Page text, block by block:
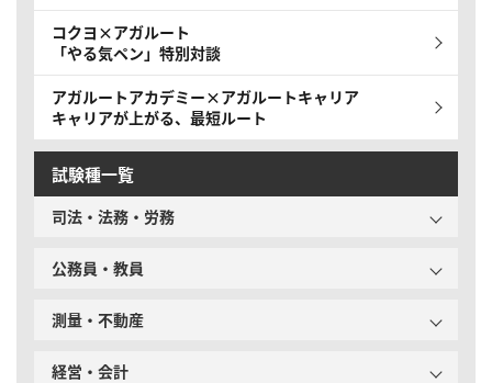
コクヨ×アガルート
「やる気ペン」特別対談
アガルートアカデミー×アガルートキャリア
キャリアが上がる、最短ルート
試験種一覧
司法・法務・労務
公務員・教員
測量・不動産
経営・会計